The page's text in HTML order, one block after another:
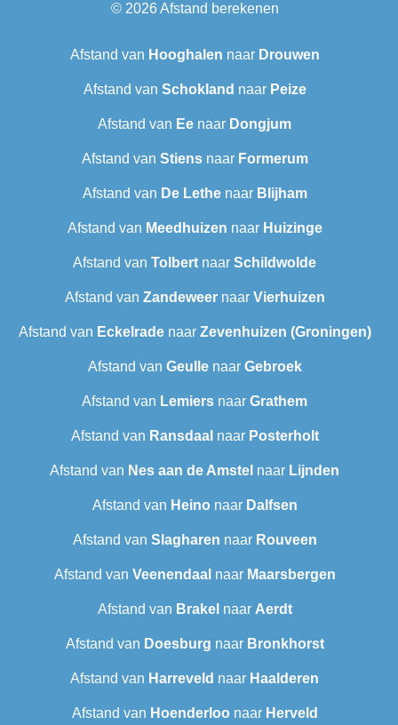
© 2026Afstand berekenen
Afstand van Hooghalen naar Drouwen
Afstand van Schokland naar Peize
Afstand van Ee naar Dongjum
Afstand van Stiensnaar Formerum
Afstand van De Lethenaar Blijham
Afstand van Meedhuizen naar Huizinge
Afstand van Tolbert naar Schildwolde
Afstand van Zandeweernaar Vierhuizen
Afstand van Eckelradenaar Zevenhuizen (Groningen)
Afstand van Geullenaar Gebroek
Afstand van Lemiers naar Grathem
Afstand van Ransdaal naar Posterholt
Afstand van Nes aan de Amstel naar Lijnden
Afstand van Heino naar Dalfsen
Afstand van Slagharen naar Rouveen
Afstand van Veenendaal naar Maarsbergen
Afstand van Brakel naar Aerdt
Afstand van Doesburg naar Bronkhorst
Afstand van Harreveld naar Haalderen
Afstand van Hoenderloo naar Herveld